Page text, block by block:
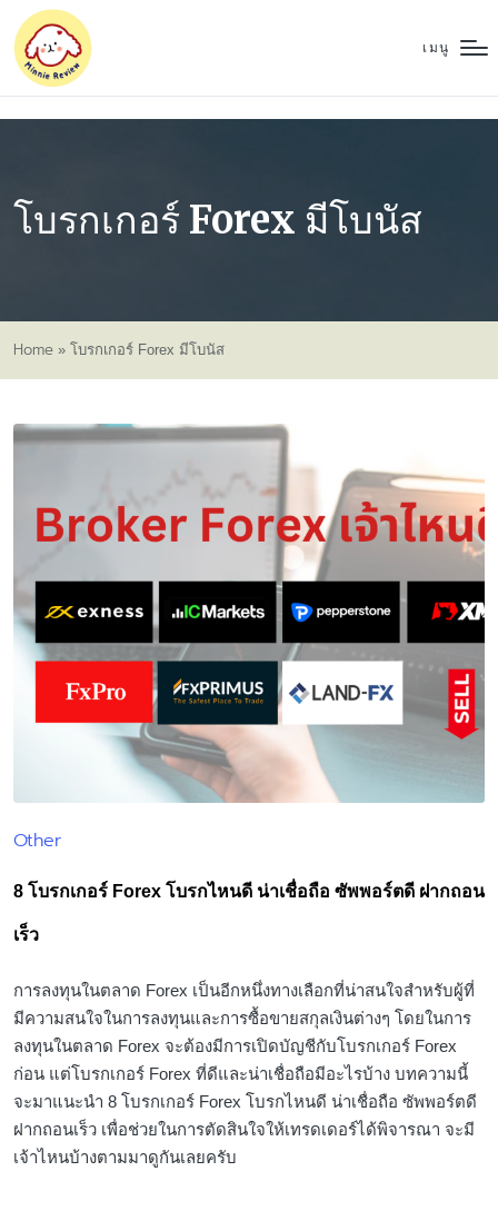
เมนู
โบรกเกอร์ Forex มีโบนัส
Home » โบรกเกอร์ Forex มีโบนัส
Posted
Other
8 โบรกเกอร์ Forex โบรกไหนดี น่าเชื่อถือ ซัพพอร์ตดี ฝากถอน
เร็ว
การลงทุนในตลาด Forex เป็นอีกหนึ่งทางเลือกที่น่าสนใจสำหรับผู้ที่
มีความสนใจในการลงทุนและการซื้อขายสกุลเงินต่างๆ โดยในการ
ลงทุนในตลาด Forex จะต้องมีการเปิดบัญชีกับโบรกเกอร์ Forex
ก่อน แต่โบรกเกอร์ Forex ที่ดีและน่าเชื่อถือมีอะไรบ้าง บทความนี้
จะมาแนะนำ 8 โบรกเกอร์ Forex โบรกไหนดี น่าเชื่อถือ ซัพพอร์ตดี
ฝากถอนเร็ว เพื่อช่วยในการตัดสินใจให้เทรดเดอร์ได้พิจารณา จะมี
เจ้าไหนบ้างตามมาดูกันเลยครับ